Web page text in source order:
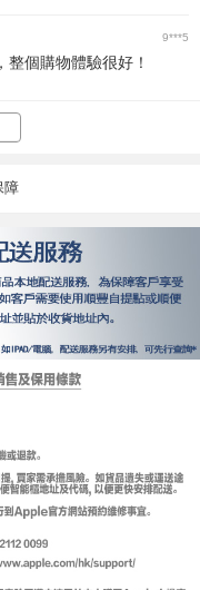
9***5
個購物體驗很好！
障